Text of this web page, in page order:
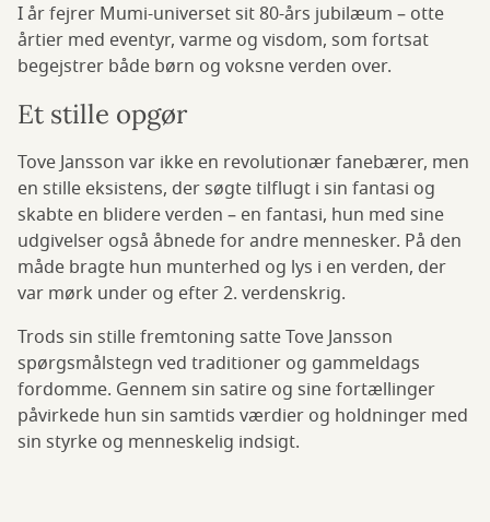
I år fejrer Mumi-universet sit 80-års jubilæum – otte
årtier med eventyr, varme og visdom, som fortsat
begejstrer både børn og voksne verden over.
Et stille opgør
Tove Jansson var ikke en revolutionær fanebærer, men
en stille eksistens, der søgte tilflugt i sin fantasi og
skabte en blidere verden – en fantasi, hun med sine
udgivelser også åbnede for andre mennesker. På den
måde bragte hun munterhed og lys i en verden, der
var mørk under og efter 2. verdenskrig.
Trods sin stille fremtoning satte Tove Jansson
spørgsmålstegn ved traditioner og gammeldags
fordomme. Gennem sin satire og sine fortællinger
påvirkede hun sin samtids værdier og holdninger med
sin styrke og menneskelig indsigt.